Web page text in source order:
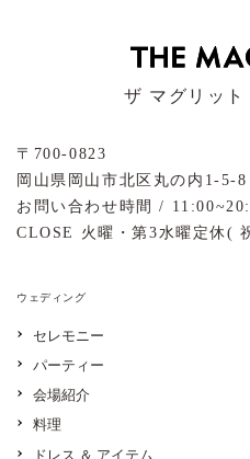
ザ マグリッ
〒700-0823
岡山県岡山市北区丸の内1-5-8
お問い合わせ時間 /
CLOSE 火曜・第3水曜定休(
ウェディング
セレモニー
パーティー
会場紹介
料理
ドレス ＆ アイテム